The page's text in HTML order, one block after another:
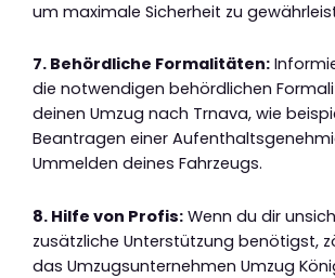
um maximale Sicherheit zu
7. Behördliche Formalitäten:
die notwendigen behördlichen
deinen Umzug nach Trnava, wie
Beantragen einer
Ummelden deines Fahrzeugs.
8. Hilfe von Profis: Wenn du dir
zusätzliche Unterstützung benötigst,
das Umzugsunternehmen Umzug